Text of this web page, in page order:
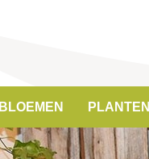
BLOEMEN PLANTEN